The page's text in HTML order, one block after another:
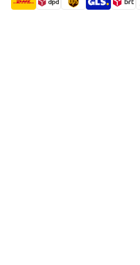
shipment methods